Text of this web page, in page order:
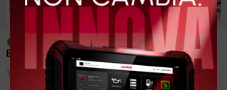
[c3 04/2008 1.1cc hfx 40,Kw
Benzina] errore diagnosi body 05ff